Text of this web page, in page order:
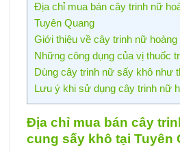
Địa chỉ mua bán cây trinh nữ
Tuyên Quang
Giới thiệu về cây trinh nữ hoàng
Những công dụng của vị thuốc
Dùng cây trinh nữ sấy khô như
Lưu ý khi sử dụng cây trinh nữ
Địa chỉ mua bán cây
cung sấy khô tại Tuyên